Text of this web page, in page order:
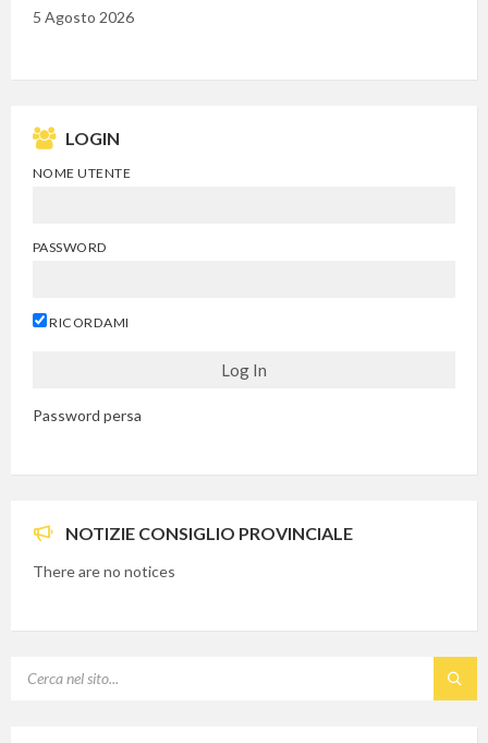
5 Agosto 2026
LOGIN
NOME UTENTE
PASSWORD
RICORDAMI
Password persa
NOTIZIE CONSIGLIO PROVINCIALE
There are no notices